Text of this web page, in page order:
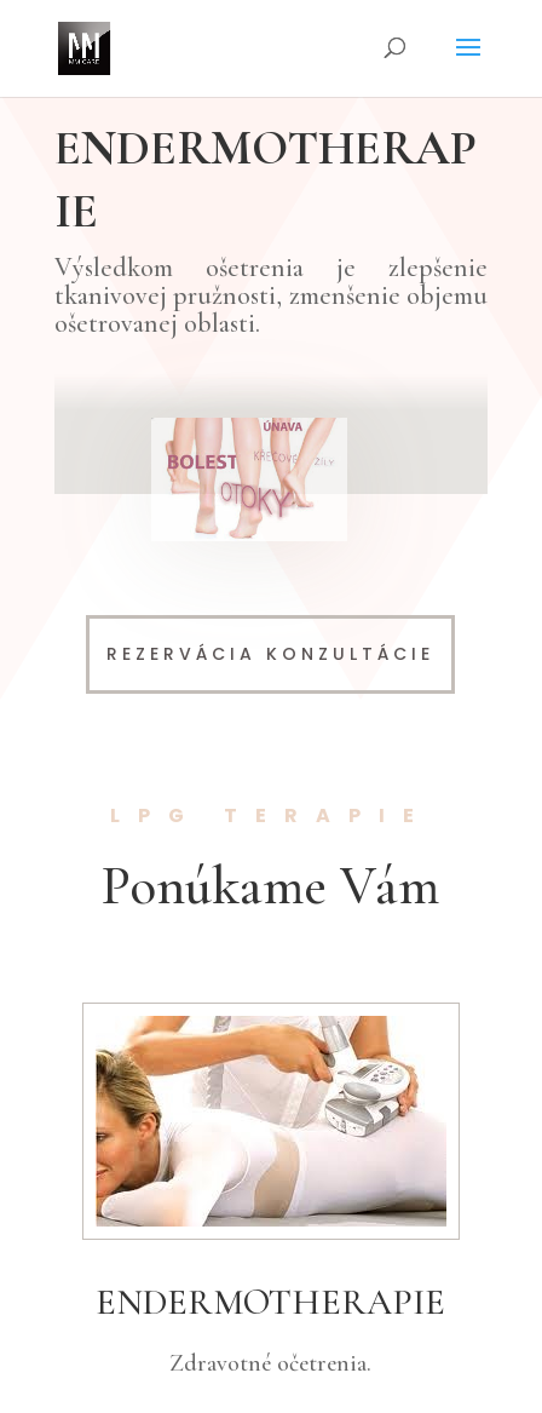
ENDERMOTHERAP
IE
Výsledkom ošetrenia je zlepšenie
tkanivovej pružnosti, zmenšenie objemu
ošetrovanej oblasti.
REZERVÁCIA KONZULTÁCIE
LPG TERAPIE
Ponúkame Vám
ENDERMOTHERAPIE
Zdravotné očetrenia.